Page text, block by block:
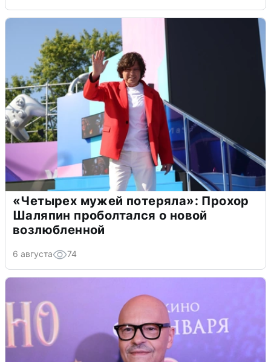
«Четырех мужей потеряла»: Прохор
Шаляпин проболтался о новой
возлюбленной
6 августа 74